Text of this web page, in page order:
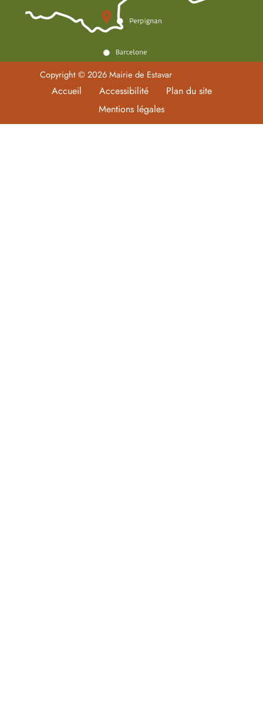
Copyright © 2026 Mairie de Estavar
Accueil Accessibilité
Plan du site
Mentions légales